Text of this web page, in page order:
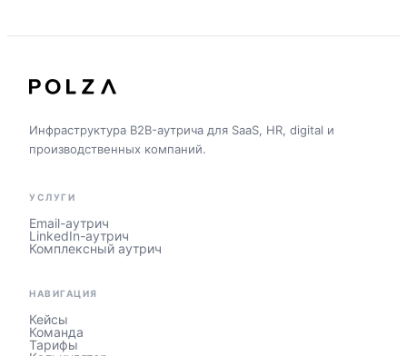
Инфраструктура B2B-аутрича для SaaS, HR, digital и
производственных компаний.
УСЛУГИ
Email-аутрич
LinkedIn-аутрич
Комплексный аутрич
НАВИГАЦИЯ
Кейсы
Команда
Тарифы